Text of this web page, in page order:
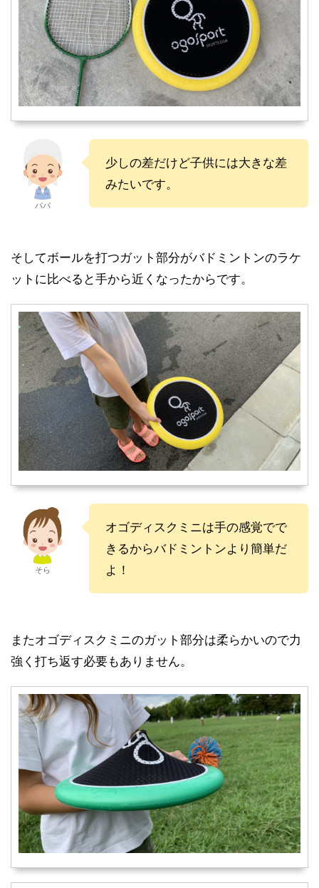
パパ
少しの差だけど子供には大きな差
みたいです。
そしてボールを打つガット部分がバドミントンのラケ
ットに比べると手から近くなったからです。
そら
オゴディスクミニは手の感覚でで
きるからバドミントンより簡単だ
よ！
またオゴディスクミニのガット部分は柔らかいので力
強く打ち返す必要もありません。